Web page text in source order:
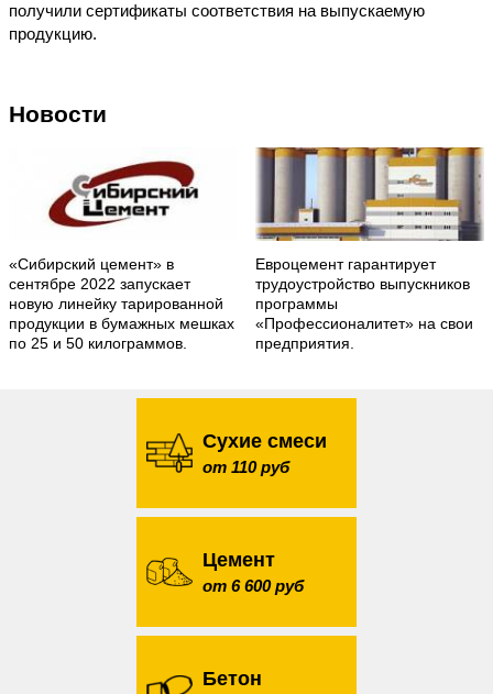
получили сертификаты соответствия на выпускаемую
продукцию.
Новости
«Сибирский цемент» в
сентябре 2022 запускает
новую линейку тарированной
продукции в бумажных мешках
по 25 и 50 килограммов.
Евроцемент гарантирует
трудоустройство выпускников
программы
«Профессионалитет» на свои
предприятия.
Сухие смеси
от 110 руб
Цемент
от 6 600 руб
Бетон